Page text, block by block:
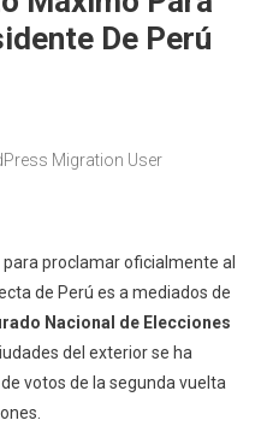
De Perú
Migration User
proclamar oficialmente al
de Perú es a mediados de
Nacional de Elecciones
del exterior se ha
votos de la segunda vuelta